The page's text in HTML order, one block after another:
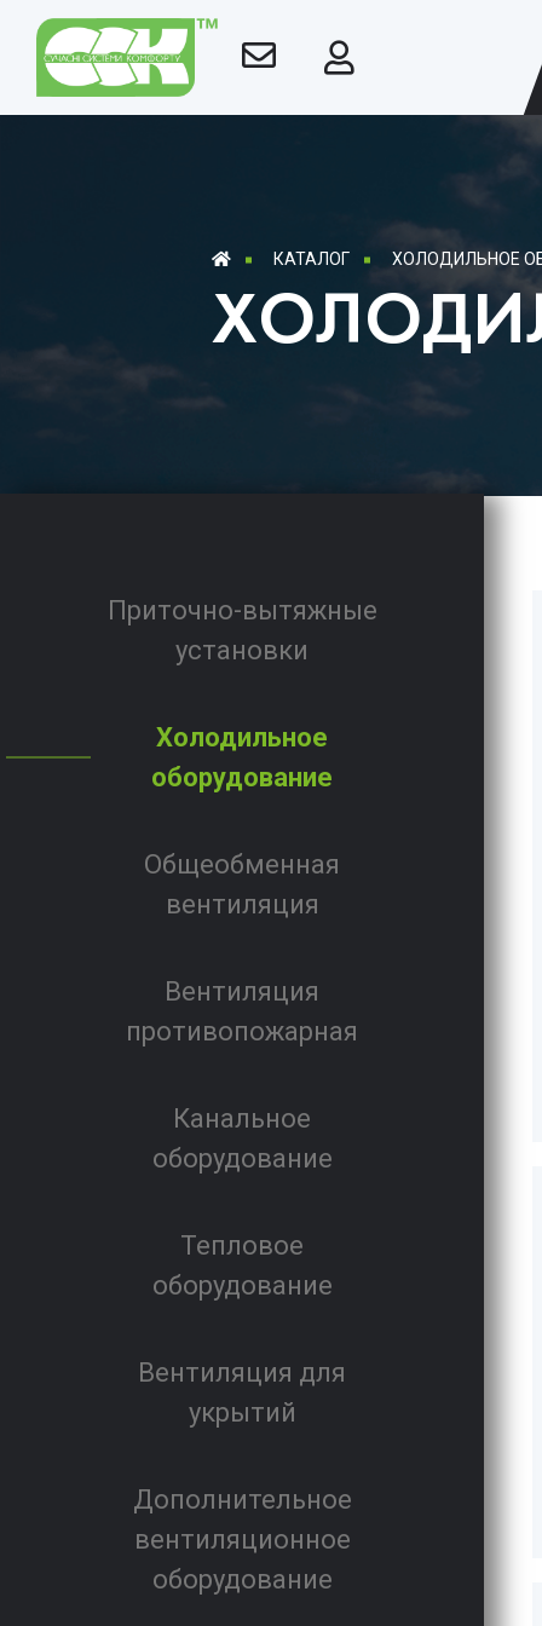
КАТАЛОГ ХОЛОДИЛЬНОЕ
Приточно-вытяжные
установки
Холодильное
оборудование
Общеобменная
вентиляция
Вентиляция
противопожарная
Канальное
оборудование
Тепловое
оборудование
Вентиляция для
укрытий
Дополнительное
вентиляционное
оборудование